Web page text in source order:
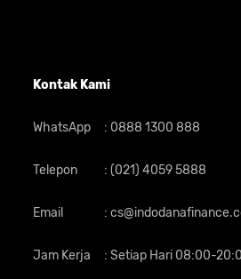
Kontak Kami
WhatsApp : 0888 1300 888
Telepon : (021) 4059 5888
Email :
Jam Kerja : Setiap Hari 08:00-